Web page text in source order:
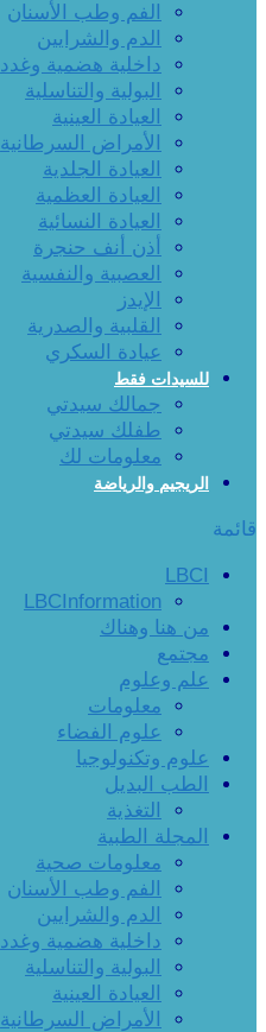
الفم وطب الأسنان
الدم والشرايين
داخلية هضمية وغدد
البولية والتناسلية
العيادة العينية
الأمراض السرطانية
العيادة الجلدية
العيادة العظمية
العيادة النسائية
أذن أنف حنجرة
العصبية والنفسية
الإيدز
القلبية والصدرية
عيادة السكري
للسيدات فقط
جمالك سيدتي
طفلك سيدتي
معلومات لك
الريجيم والرياضة
قائمة
LBCI
LBCInformation
من هنا وهناك
مجتمع
علم وعلوم
معلومات
علوم الفضاء
علوم وتكنولوجيا
الطب البديل
التغذية
المجلة الطبية
معلومات صحية
الفم وطب الأسنان
الدم والشرايين
داخلية هضمية وغدد
البولية والتناسلية
العيادة العينية
الأمراض السرطانية